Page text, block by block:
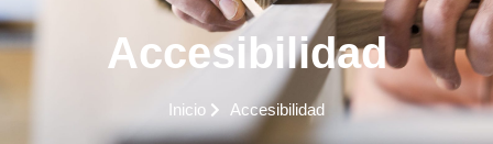
Accesibilidad
Inicio Accesibilidad